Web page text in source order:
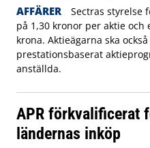
AFFÄRER
Sectras styrelse
på 1,30 kronor per aktie
krona. Aktieägarna ska
prestationsbaserat
anställda.
APR förkvalificerat
ländernas inköp